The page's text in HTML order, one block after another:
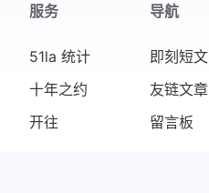
服务
51la 统计
十年之约
开往
导航
即刻短文
友链文章
留言板